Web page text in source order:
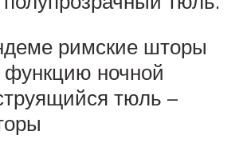
римские шторы
ночной
тюль –